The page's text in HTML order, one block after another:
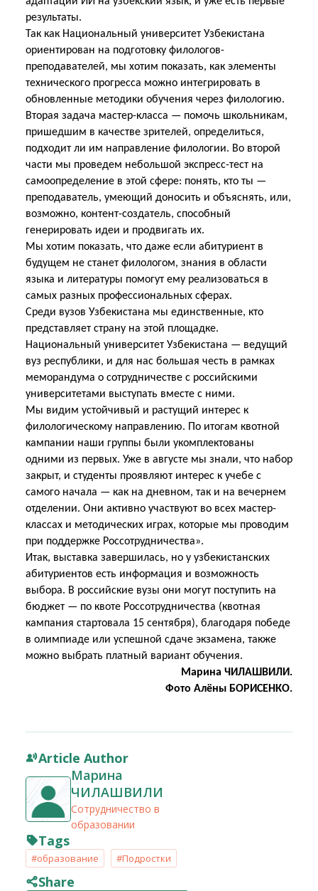
результаты.
Так как Национальный университет Узбекистана
ориентирован на подготовку филологов-
преподавателей, мы хотим показать, как элементы
технического прогресса можно интегрировать в
обновленные методики обучения через филологию.
Вторая задача мастер-класса — помочь школьникам,
пришедшим в качестве зрителей, определиться,
подходит ли им направление филологии. Во второй
части мы проведем небольшой экспресс-тест на
самоопределение в этой сфере: понять, кто ты —
преподаватель, умеющий доносить и объяснять, или,
возможно, контент-создатель, способный
генерировать идеи и продвигать их.
Мы хотим показать, что даже если абитуриент в
будущем не станет филологом, знания в области
языка и литературы помогут ему реализоваться в
самых разных профессиональных сферах.
Среди вузов Узбекистана мы единственные, кто
представляет страну на этой площадке.
Национальный университет Узбекистана — ведущий
вуз республики, и для нас большая честь в рамках
меморандума о сотрудничестве с российскими
университетами выступать вместе с ними.
Мы видим устойчивый и растущий интерес к
филологическому направлению. По итогам квотной
кампании наши группы были укомплектованы
одними из первых. Уже в августе мы знали, что набор
закрыт, и студенты проявляют интерес к учебе с
самого начала — как на дневном, так и на вечернем
отделении. Они активно участвуют во всех мастер-
классах и методических играх, которые мы проводим
при поддержке Россотрудничества».
Итак, выставка завершилась, но у узбекистанских
абитуриентов есть информация и возможность
выбора. В российские вузы они могут поступить на
бюджет — по квоте Россотрудничества (квотная
кампания стартовала 15 сентября), благодаря победе
в олимпиаде или успешной сдаче экзамена, также
можно выбрать платный вариант обучения.
Марина ЧИЛАШВИЛИ.
Фото Алёны БОРИСЕНКО.
Article Author
Марина
ЧИЛАШВИЛИ
Сотрудничество в
образовании
Tags
#образование #Подростки
Share